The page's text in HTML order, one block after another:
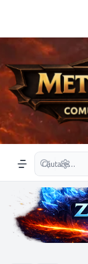
Navigation menu